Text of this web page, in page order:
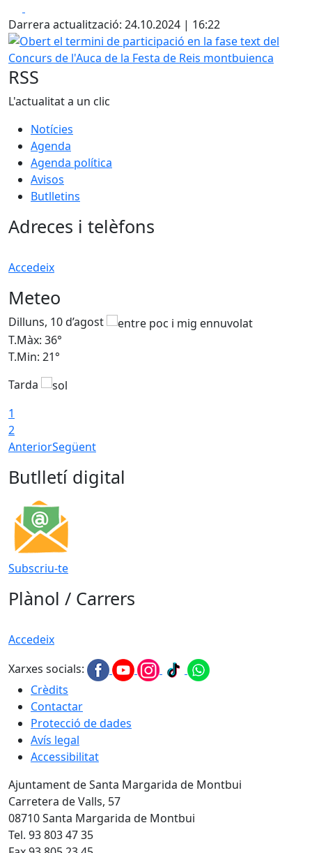
Darrera actualització: 24.10.2024 | 16:22
Obert el termini de participació en la fase text del
RSS
L'actualitat a un clic
Notícies
Agenda
Agenda política
Avisos
Butlletins
Adreces i telèfons
Accedeix
Meteo
Dilluns, 10 d’agost
T.Màx: 36°
T.Min: 21°
Tarda
1
2
AnteriorSegüent
Butlletí digital
Subscriu-te
Plànol / Carrers
Accedeix
Xarxes socials:
Crèdits
Contactar
Protecció de dades
Avís legal
Accessibilitat
Ajuntament de Santa Margarida de Montbui
Carretera de Valls, 57
08710 Santa Margarida de Montbui
Tel. 93 803 47 35